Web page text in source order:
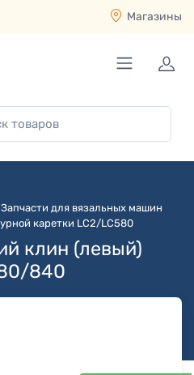
Магазины
Запчасти для вязальных машин
каретки LC2/LC580
клин (левый)
840